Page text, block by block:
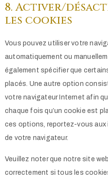
8. Activer/
les cookies
Vous pouvez utiliser votre
automatiquement ou
également spécifier que
placés. Une autre option
votre navigateur Internet afin
chaque fois qu’un cookie est
ces options, reportez-vous
de votre navigateur.
Veuillez noter que notre site
correctement si tous les